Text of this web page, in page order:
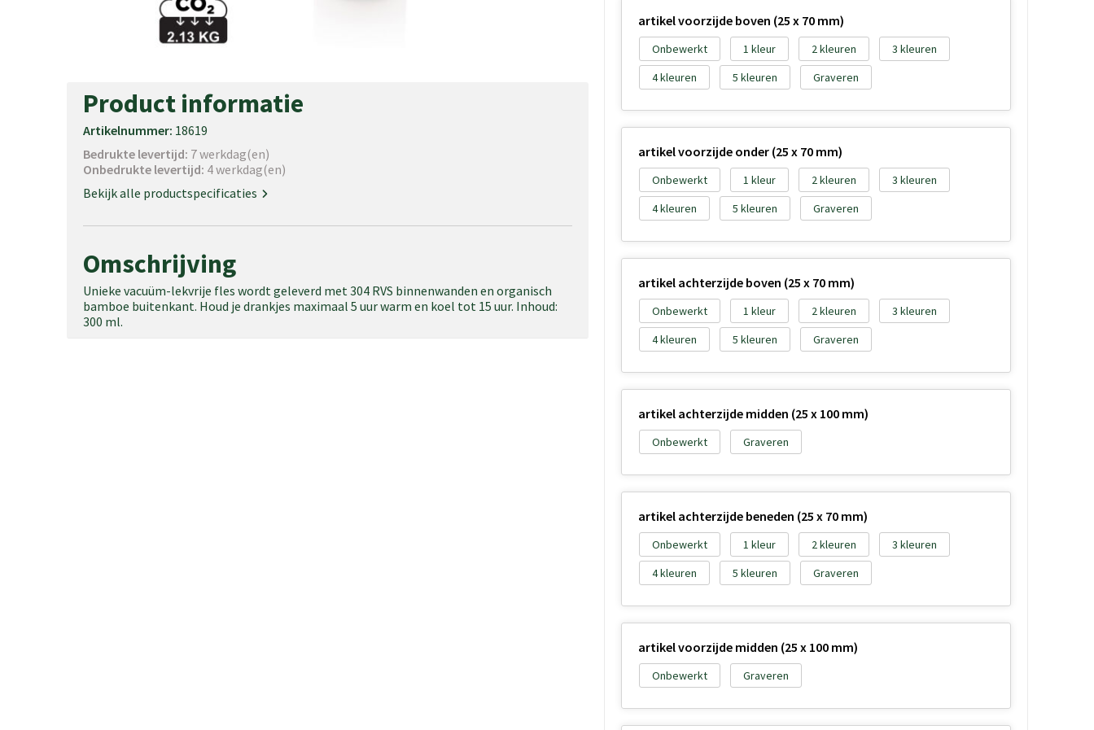
Product informatie
Artikelnummer: 18619
Bedrukte levertijd: 7 werkdag(en)
Onbedrukte levertijd: 4 werkdag(en)
Bekijk alle productspecificaties
Omschrijving
Unieke vacuüm-lekvrije fles wordt geleverd met 304 RVS binnenwanden en organisch
bamboe buitenkant. Houd je drankjes maximaal 5 uur warm en koel tot 15 uur. Inhoud:
300 ml.
artikel voorzijde boven (25 x 70 mm)
Onbewerkt 1 2
3
4
5 Graveren
artikel voorzijde onder (25 x 70 mm)
Onbewerkt 1 2
3
4
5 Graveren
artikel achterzijde boven (25 x 70 mm)
Onbewerkt 1 2
3
4
5 Graveren
artikel achterzijde midden (25 x 100 mm)
Onbewerkt Graveren
artikel achterzijde beneden (25 x 70 mm)
Onbewerkt 1 2
3
4
5 Graveren
artikel voorzijde midden (25 x 100 mm)
Onbewerkt Graveren